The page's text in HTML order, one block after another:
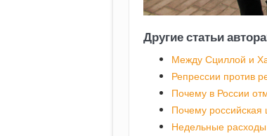
Другие статьи
Между Сциллой и
Репрессии против
Почему в России
Почему российская
Недельные